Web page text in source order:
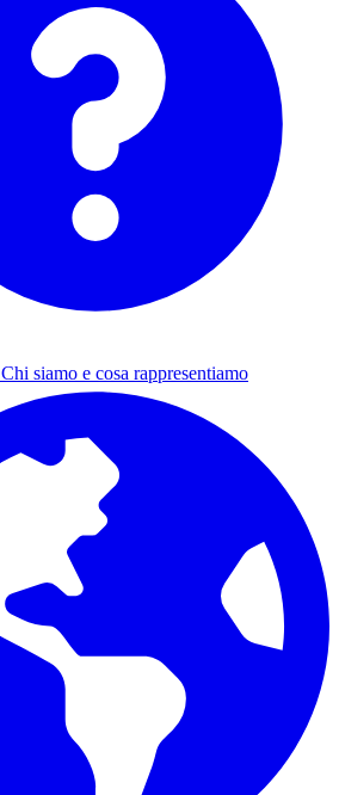
Chi siamo e cosa rappresentiamo